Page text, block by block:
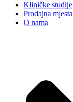
Kliničke studije
Prodajna mjesta
O nama